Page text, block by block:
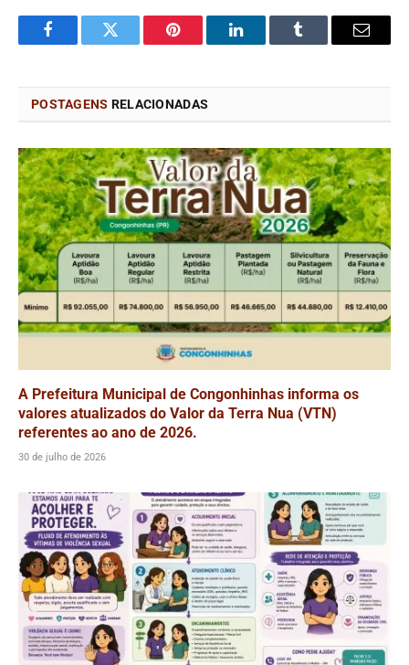
FacebookTwitter Pinterest LinkedInTumblr Email
POSTAGENS RELACIONADAS
A Prefeitura Municipal de Congonhinhas informa os
valores atualizados do Valor da Terra Nua (VTN)
referentes ao ano de 2026.
30 de julho de 2026